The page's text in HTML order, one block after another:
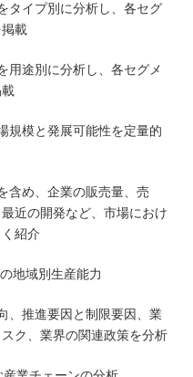
タイプ別に分析し、各セグ
載
用途別に分析し、各セグメ
規模と発展可能性を定量的
含め、企業の販売量、売
近の開発など、市場におけ
紹介
地域別生産能力
、推進要因と制限要因、業
ク、業界の関連政策を分析